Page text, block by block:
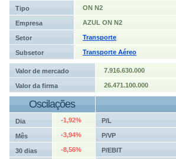
Tipo ON N2
Empresa AZUL ON N2
Setor Transporte
Subsetor Transporte Aéreo
Valor de mercado 7.916.630.000
Valor da firma 26.471.100.000
Oscilações
Dia -1,92% P/L
Mês -3,94% P/VP
30 dias -8,56% P/EBIT